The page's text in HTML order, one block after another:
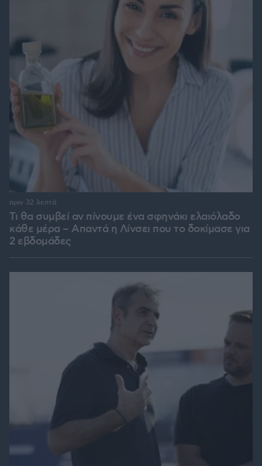
Τι θα συμβεί αν πίνουμε ένα σφηνάκι ελαιόλαδο
κάθε μέρα – Απαντά η Λίνσει που το δοκίμασε για
2 εβδομάδες
πριν 32 λεπτά